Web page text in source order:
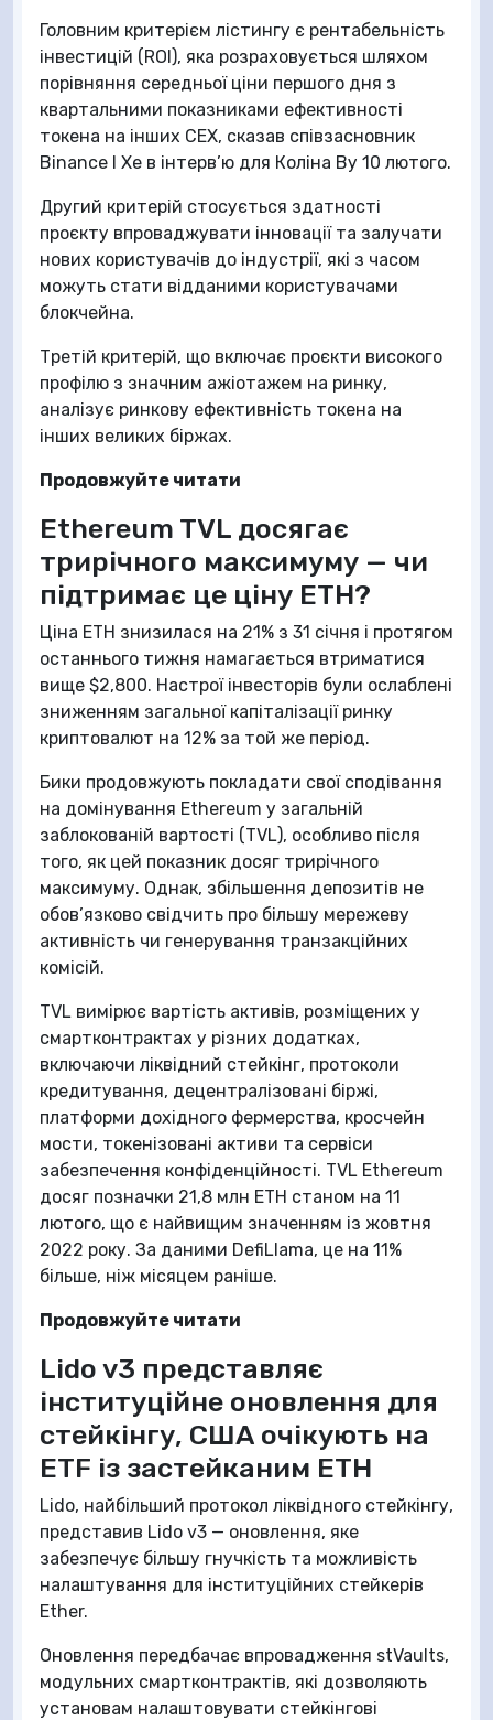
Головним критерієм лістингу є рентабельність
інвестицій (ROI), яка розраховується шляхом
порівняння середньої ціни першого дня з
квартальними показниками ефективності
токена на інших CEX, сказав співзасновник
Binance І Хе в інтерв’ю для Коліна Ву 10 лютого.
Другий критерій стосується здатності
проєкту впроваджувати інновації та залучати
нових користувачів до індустрії, які з часом
можуть стати відданими користувачами
блокчейна.
Третій критерій, що включає проєкти високого
профілю з значним ажіотажем на ринку,
аналізує ринкову ефективність токена на
інших великих біржах.
Продовжуйте читати
Ethereum TVL досягає
трирічного максимуму — чи
підтримає це ціну ETH?
Ціна ETH знизилася на 21% з 31 січня і протягом
останнього тижня намагається втриматися
вище $2,800. Настрої інвесторів були ослаблені
зниженням загальної капіталізації ринку
криптовалют на 12% за той же період.
Бики продовжують покладати свої сподівання
на домінування Ethereum у загальній
заблокованій вартості (TVL), особливо після
того, як цей показник досяг трирічного
максимуму. Однак, збільшення депозитів не
обов’язково свідчить про більшу мережеву
активність чи генерування транзакційних
комісій.
TVL вимірює вартість активів, розміщених у
смартконтрактах у різних додатках,
включаючи ліквідний стейкінг, протоколи
кредитування, децентралізовані біржі,
платформи дохідного фермерства, кросчейн
мости, токенізовані активи та сервіси
забезпечення конфіденційності. TVL Ethereum
досяг позначки 21,8 млн ETH станом на 11
лютого, що є найвищим значенням із жовтня
2022 року. За даними DefiLlama, це на 11%
більше, ніж місяцем раніше.
Продовжуйте читати
Lido v3 представляє
інституційне оновлення для
стейкінгу, США очікують на
ETF із застейканим ETH
Lido, найбільший протокол ліквідного стейкінгу,
представив Lido v3 — оновлення, яке
забезпечує більшу гнучкість та можливість
налаштування для інституційних стейкерів
Ether.
Оновлення передбачає впровадження stVaults,
модульних смартконтрактів, які дозволяють
установам налаштовувати стейкінгові